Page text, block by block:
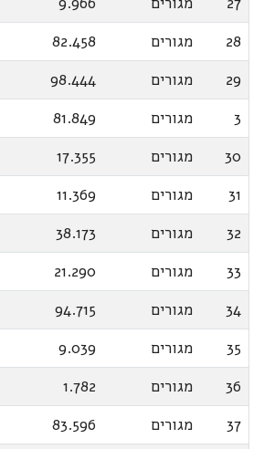
28
מגורים
82.458
29
מגורים
98.444
3
מגורים
81.849
30
מגורים
17.355
31
מגורים
11.369
32
מגורים
38.173
33
מגורים
21.290
34
מגורים
94.715
35
מגורים
9.039
36
מגורים
1.782
37
מגורים
83.596